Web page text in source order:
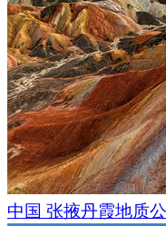
该塔楼建筑群的古色古
中，如果有一条龙飞过
都是在短短一年内建成
中国 张掖丹霞地质